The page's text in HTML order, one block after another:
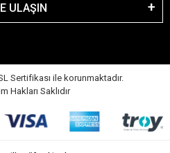
ULAŞIN
Sertifikası ile korunmaktadır.
Hakları Saklıdır